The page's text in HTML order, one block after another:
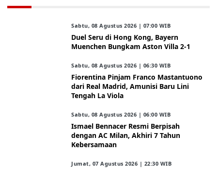
Sabtu, 08 Agustus 2026 | 07:00 WIB
Duel Seru di Hong Kong, Bayern
Muenchen Bungkam Aston Villa 2-1
Sabtu, 08 Agustus 2026 | 06:30 WIB
Fiorentina Pinjam Franco Mastantuono
dari Real Madrid, Amunisi Baru Lini
Tengah La Viola
Sabtu, 08 Agustus 2026 | 06:00 WIB
Ismael Bennacer Resmi Berpisah
dengan AC Milan, Akhiri 7 Tahun
Kebersamaan
Jumat, 07 Agustus 2026 | 22:30 WIB